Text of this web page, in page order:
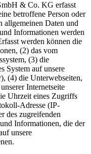
& Co. KG erfasst
betroffene Person oder
allgemeinen Daten und
Informationen werden
werden können die
(2) das vom
(3) die
System auf unsere
(4) die Unterwebseiten,
Internetseite
Uhrzeit eines Zugriffs
Adresse (IP-
des zugreifenden
Informationen, die der
unsere